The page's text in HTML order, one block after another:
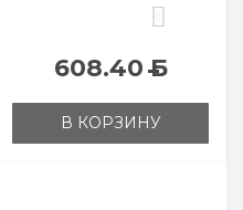
608.40Б
В КОРЗИНУ